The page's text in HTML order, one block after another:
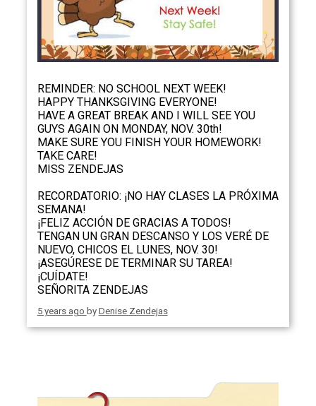
REMINDER: NO SCHOOL NEXT WEEK!
HAPPY THANKSGIVING EVERYONE!
HAVE A GREAT BREAK AND I WILL SEE YOU
GUYS AGAIN ON MONDAY, NOV. 30th!
MAKE SURE YOU FINISH YOUR HOMEWORK!
TAKE CARE!
MISS ZENDEJAS
RECORDATORIO: ¡NO HAY CLASES LA PRÓXIMA
SEMANA!
¡FELIZ ACCIÓN DE GRACIAS A TODOS!
TENGAN UN GRAN DESCANSO Y LOS VERÉ DE
NUEVO, CHICOS EL LUNES, NOV. 30!
¡ASEGÚRESE DE TERMINAR SU TAREA!
¡CUÍDATE!
SEÑORITA ZENDEJAS
5 years ago by Denise Zendejas